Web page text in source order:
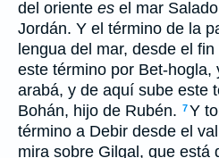
del oriente es el mar
Jordán. Y el término de la
lengua del mar, desde el
este término por Bet-hogla,
arabá, y de aquí sube este
Bohán, hijo de Rubén. 7Y
término a Debir desde el
mira sobre Gilgal, que está